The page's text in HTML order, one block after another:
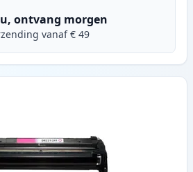
ontvang morgen
vanaf € 49